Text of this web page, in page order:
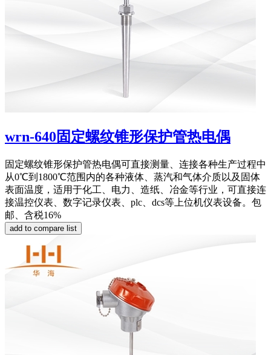
wrn-640固定螺纹锥形保护管热电偶
固定螺纹锥形保护管热电偶可直接测量、连接各种生产过程中
从0℃到1800℃范围内的各种液体、蒸汽和气体介质以及固体
表面温度，适用于化工、电力、造纸、冶金等行业，可直接连
接温控仪表、数字记录仪表、plc、dcs等上位机仪表设备。包
邮、含税16%